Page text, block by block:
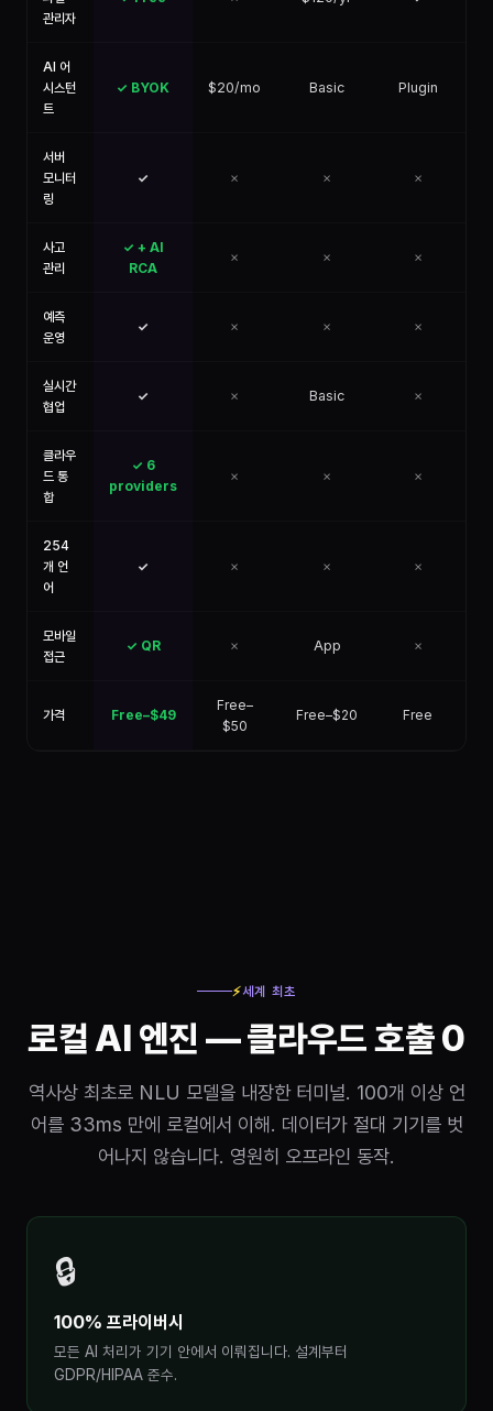
관리자
AI 어
시스턴
트
✓ BYOK $20/mo Basic Plugin
서버
모니터
링
✓ ✗ ✗ ✗
사고
관리
✓ + AI
RCA
✗ ✗ ✗
예측
운영
✓ ✗ ✗ ✗
실시간
협업
✓ ✗ Basic ✗
클라우
드 통
합
✓ 6
providers
✗ ✗ ✗
254
개 언
어
✓ ✗ ✗ ✗
모바일
접근
✓ QR ✗ App ✗
가격 Free–$49
Free–
$50
Free–$20 Free
⚡세계 최초
로컬 AI 엔진 — 클라우드 호출 0
역사상 최초로 NLU 모델을 내장한 터미널. 100개 이상 언
어를 33ms 만에 로컬에서 이해. 데이터가 절대 기기를 벗
어나지 않습니다. 영원히 오프라인 동작.
🔒
100% 프라이버시
모든 AI 처리가 기기 안에서 이뤄집니다. 설계부터
GDPR/HIPAA 준수.